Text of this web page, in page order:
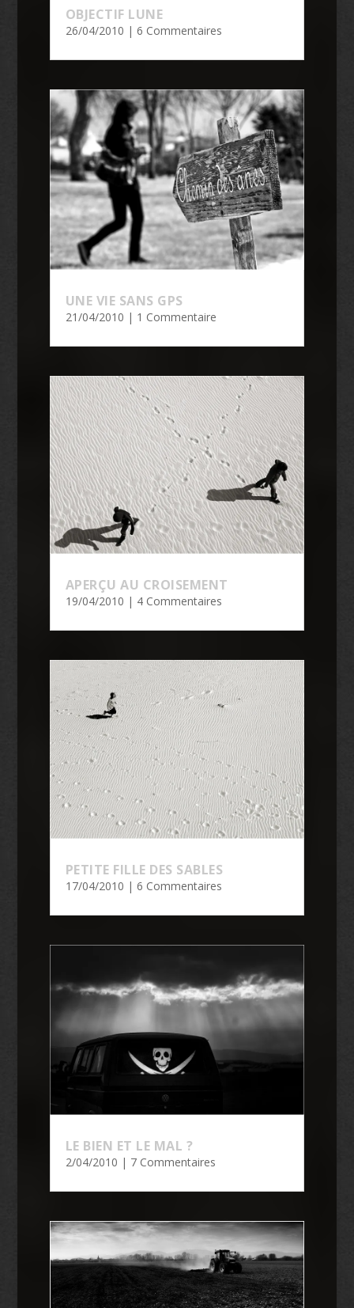
OBJECTIF LUNE
26/04/2010 | 6 Commentaires
UNE VIE SANS GPS
21/04/2010 | 1 Commentaire
APERÇU AU CROISEMENT
19/04/2010 | 4 Commentaires
PETITE FILLE DES SABLES
17/04/2010 | 6 Commentaires
LE BIEN ET LE MAL ?
2/04/2010 | 7 Commentaires